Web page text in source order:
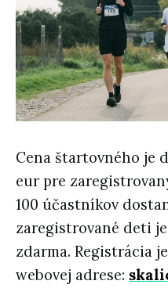
Cena štartovného je
eur pre
100 účastníkov
zaregistrované deti
zdarma. Registrácia
webovej adrese: